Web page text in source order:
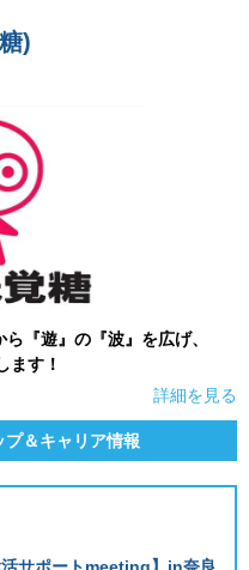
)
『遊』の『波』を広げ、
ます！
詳細を見る
＆キャリア情報